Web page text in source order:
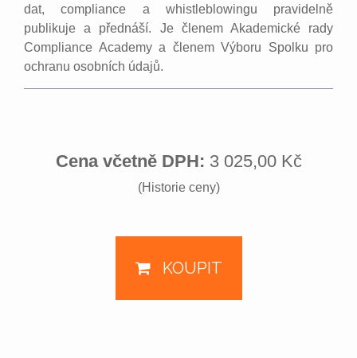
dat, compliance a whistleblowingu pravidelně
publikuje a přednáší. Je členem Akademické rady
Compliance Academy a členem Výboru Spolku pro
ochranu osobních údajů.
Cena včetně DPH: 3 025,00 Kč
(Historie ceny)
KOUPIT